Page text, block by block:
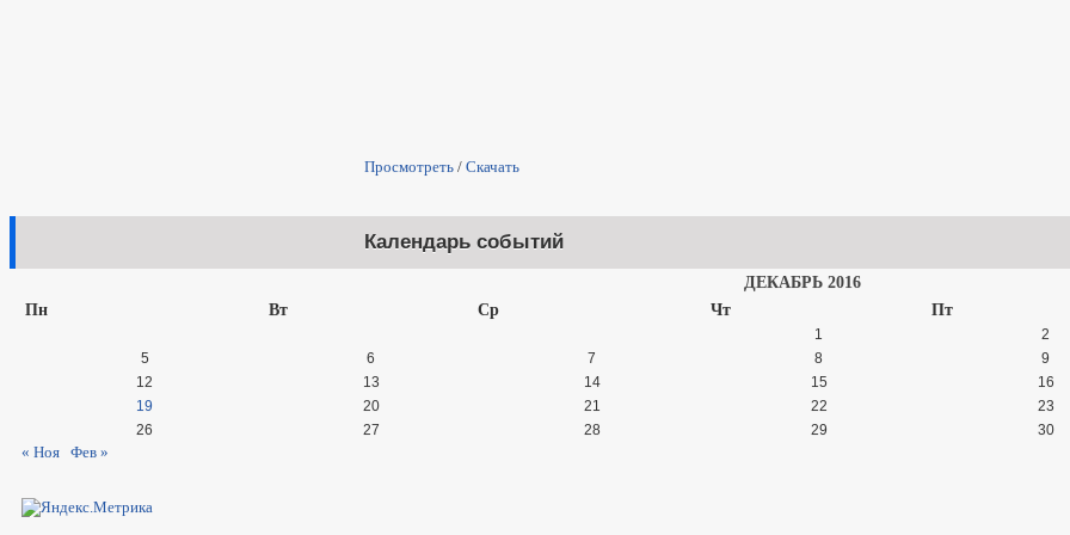
Просмотреть / Скачать
Календарь событий
ДЕКАБРЬ 2016
Пн
Вт Ср Чт Пт
1 2
5
6 7 8 9
12
13 14 15 16
19
20 21 22 23
26
27 28 29 30
« Ноя Фев »